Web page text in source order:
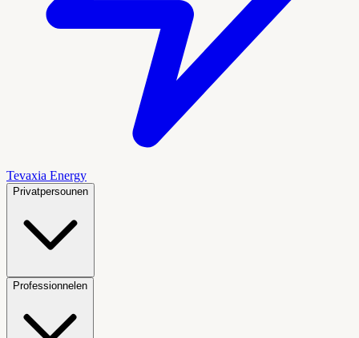
Tevaxia Energy
Privatpersounen
Professionnelen